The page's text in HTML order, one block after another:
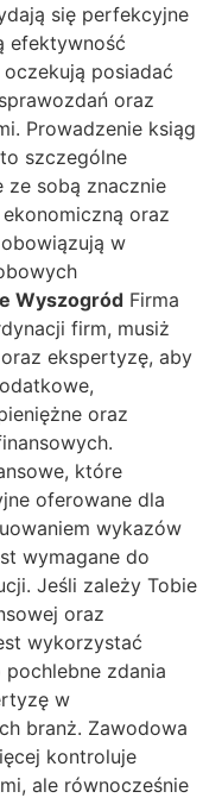
się perfekcyjne
efektywność
posiadać
oraz
Prowadzenie ksiąg
szczególne
ze sobą znacznie
oraz
w
Wyszogród Firma
firm, musiż
ekspertyzę, aby
oraz
które
oferowane dla
wykazów
wymagane do
Jeśli zależy Tobie
oraz
wykorzystać
pochlebne zdania
w
branż. Zawodowa
kontroluje
ale równocześnie